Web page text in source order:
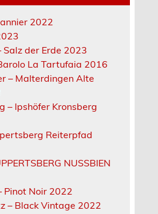
2022
Salz der Erde 2023
La Tartufaia 2016
– Malterdingen Alte
– Ipshöfer Kronsberg
Reiterpfad
NUSSBIEN
Pinot Noir 2022
– Black Vintage 2022